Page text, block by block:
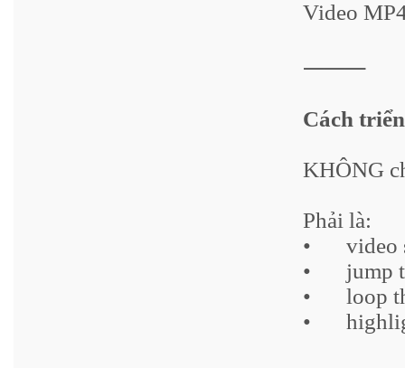
Video
⸻
Cách
KHÔNG
Phải là:
•
video
•
jump
•
loop
•